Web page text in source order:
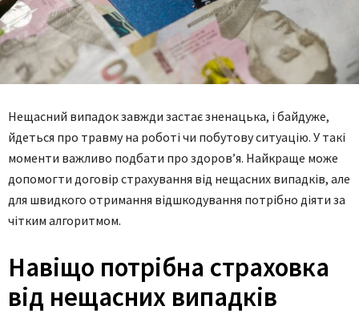
Нещасний випадок завжди застає зненацька, і байдуже,
йдеться про травму на роботі чи побутову ситуацію. У такі
моменти важливо подбати про здоров’я. Найкраще може
допомогти договір страхування від нещасних випадків, але
для швидкого отримання відшкодування потрібно діяти за
чітким алгоритмом.
Навіщо потрібна страховка
від нещасних випадків